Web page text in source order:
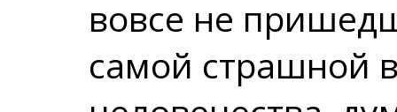
вовсе не
самой страшной